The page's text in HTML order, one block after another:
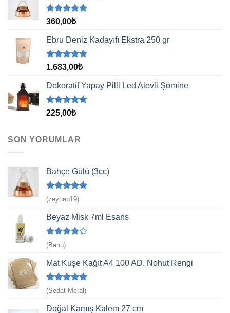
5 üzerinden
aldı
360,00₺
Ebru Deniz Kadayıfı Ekstra 250 gr
5 üzerinden
aldı
1.683,00₺
Dekoratif Yapay Pilli Led Alevli Şömine
5 üzerinden
225,00₺
SON YORUMLAR
Bahçe Gülü (3cc)
5 üzerinden
5
oy aldı
(zeynep19)
Beyaz Misk 7ml Esans
5
üzerinden
4 oy aldı
(Banu)
Mat Kuşe Kağıt A4 100 AD. Nohut Rengi
5 üzerinden
5
(Sedat Meral)
Doğal Kamış Kalem 27 cm